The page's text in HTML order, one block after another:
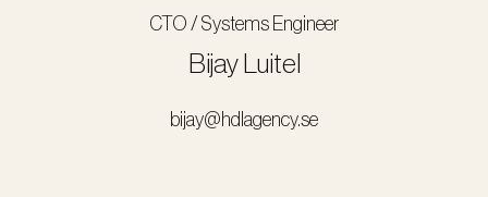
CTO / Systems Engineer
Bijay Luitel
bijay@hdlagency.se